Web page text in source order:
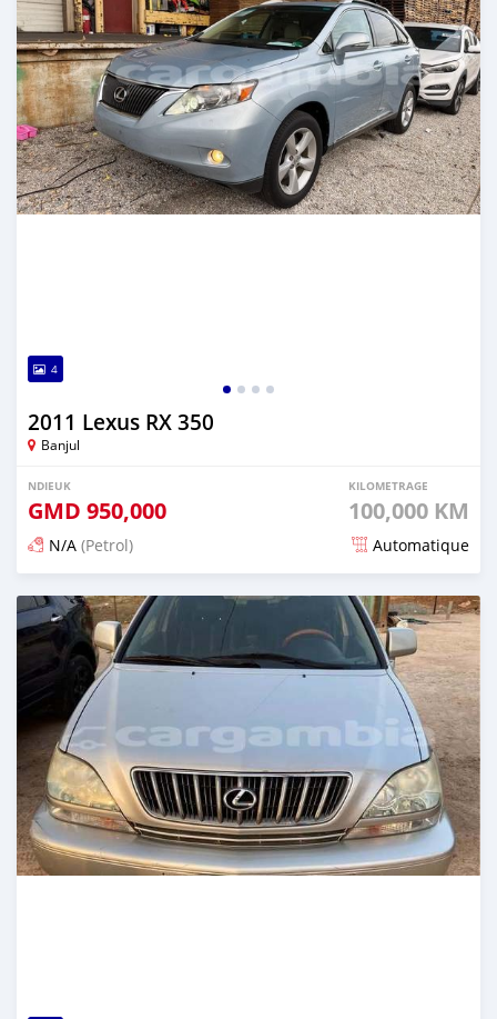
4
2011 Lexus RX 350
Banjul
NDIEUK
GMD 950,000
KILOMETRAGE
100,000 KM
N/A (Petrol) Automatique
Dougal na niou ko depuis 6 months